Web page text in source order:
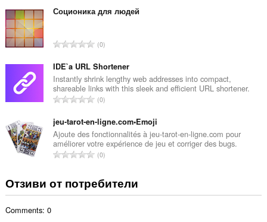
о
е
н
к
и
:
щ
о
о
ц
е
н
к
и
:
Соционика для людей
О
щ
б
р
о
о
ц
е
н
и
:
0
IDE`a URL Shortener
Instantly shrink lengthy web addresses into compact,
shareable links with this sleek and efficient URL shortener.
О
щ
б
р
о
о
ц
0
jeu-tarot-en-ligne.com•Emoji
Ajoute des fonctionnalités à jeu-tarot-en-ligne.com pour
améliorer votre expérience de jeu et corriger des bugs.
О
щ
б
0
Отзиви от потребители
Comments: 0